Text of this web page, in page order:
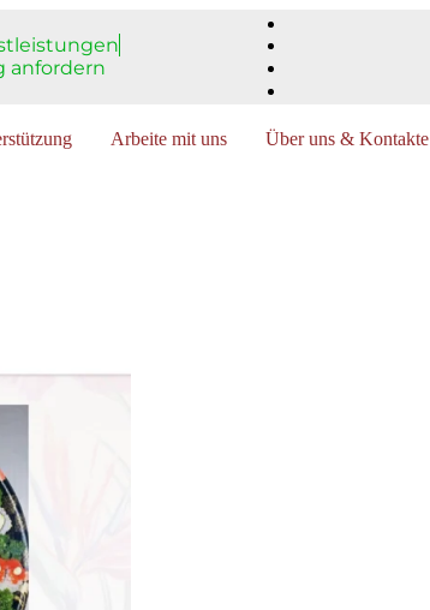
anfordern
Arbeite mit uns Über uns & Kontakte